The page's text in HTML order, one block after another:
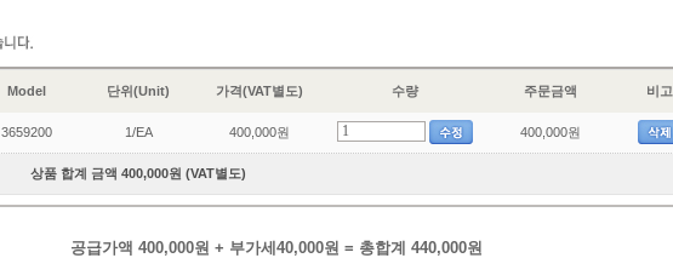
Model 단위(Unit) 가격(VAT별도) 수량 주문금액 비고
3659200 1/EA 400,000원 400,000원
상품 합계 금액 400,000원 (VAT별도)
공급가액 400,000원 + 부가세40,000원 = 총합계 440,000원